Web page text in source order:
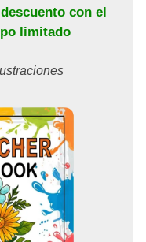
con el
limitado